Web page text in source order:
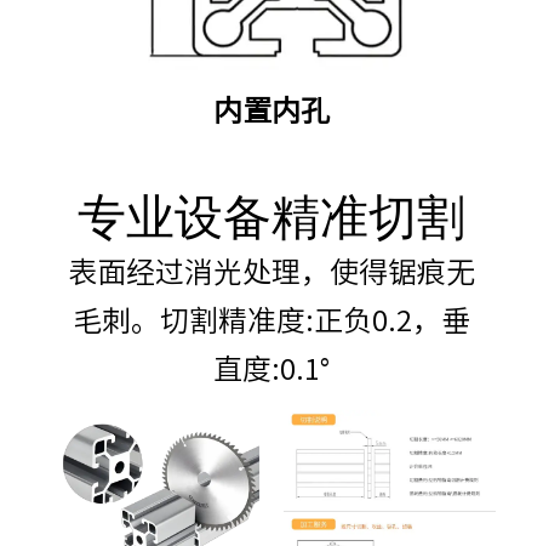
内置内孔
专业设备精准切割
表面经过消光处理，使得锯痕无
毛刺。切割精准度:正负0.2，垂
直度:0.1°